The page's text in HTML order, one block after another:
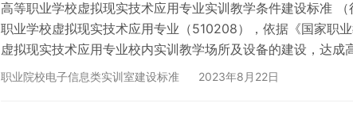
高等职业学校虚拟现实技术应用专业实训教学条件建设标准
职业学校虚拟现实技术应用专业（510208），依据《国家职
虚拟现实技术应用专业校内实训教学场所及设备的建设，达
的基本实训教学设施要求。职业学校相关专业及有关培训机构
职业院校电子信息类实训室建设标准 2023年8月22日